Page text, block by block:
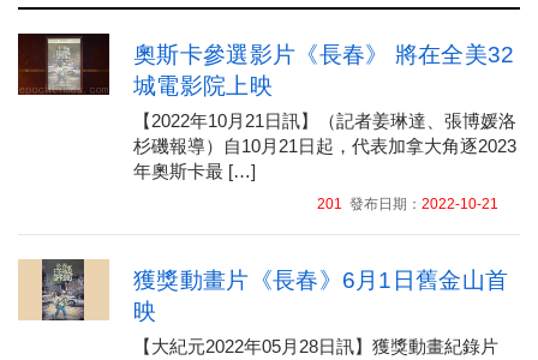
奧斯卡參選影片《長春》 將在全美32
城電影院上映
【2022年10月21日訊】（記者姜琳達、張博媛洛
杉磯報導）自10月21日起，代表加拿大角逐2023
年奧斯卡最 […]
201 發布日期： 2022-10-21
獲獎動畫片《長春》6月1日舊金山首
映
【大紀元2022年05月28日訊】獲獎動畫紀錄片